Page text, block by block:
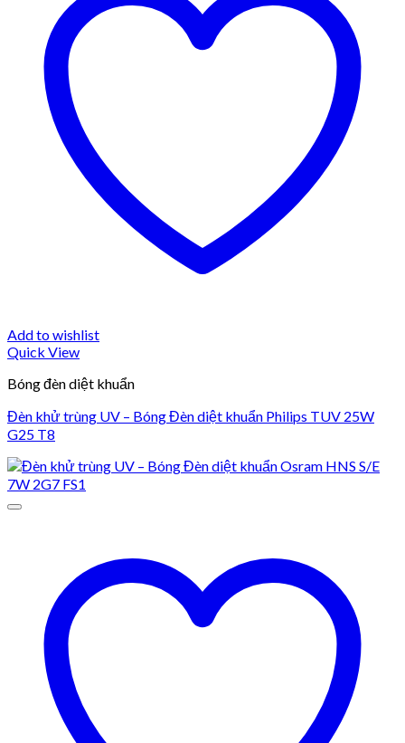
Add to wishlist
Quick View
Bóng đèn diệt khuẩn
Đèn khử trùng UV – Bóng Đèn diệt khuẩn Philips TUV 25W
G25 T8